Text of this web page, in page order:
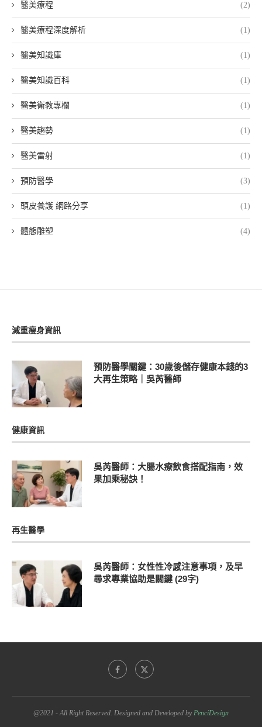
醫美療程 (2)
醫美療程深度解析 (1)
醫美知識庫 (1)
醫美知識百科 (1)
醫美衛教專欄 (1)
醫美趨勢 (1)
醫美雷射 (1)
預防醫學 (3)
頭皮養護 網路分享 (1)
體態雕塑 (4)
減重瘦身資訊
預防醫學關鍵：30歲後儲存健康本錢的3
大再生策略｜吳芮醫師
健康資訊
吳芮醫師：大腸水療飲食搭配指南，效
果加乘秘訣！
再生醫學
吳芮醫師：女性性冷感注意事項，及早
尋求專業協助是關鍵 (29字)
@2021 - All Right Reserved. Designed and Developed byPenciDesign